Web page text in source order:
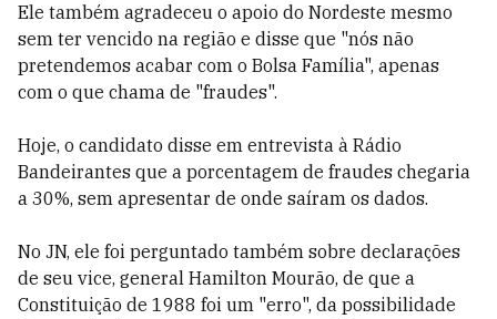
Ele também agradeceu o apoio do Nordeste mesmo
sem ter vencido na região e disse que "nós não
pretendemos acabar com o Bolsa Família", apenas
com o que chama de "fraudes".
Hoje, o candidato disse em entrevista à Rádio
Bandeirantes que a porcentagem de fraudes chegaria
a 30%, sem apresentar de onde saíram os dados.
No JN, ele foi perguntado também sobre declarações
de seu vice, general Hamilton Mourão, de que a
Constituição de 1988 foi um "erro", da possibilidade